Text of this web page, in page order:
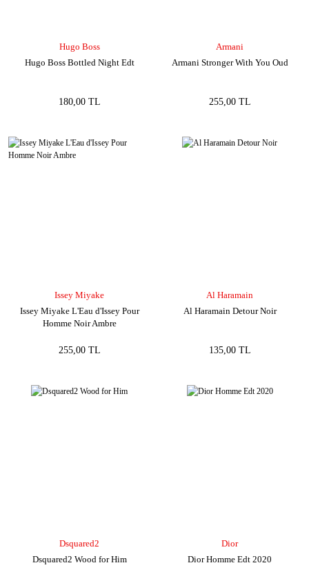
Hugo Boss
Hugo Boss Bottled Night Edt
180,00 TL
Armani
Armani Stronger With You Oud
255,00 TL
Issey Miyake
Issey Miyake L'Eau d'Issey Pour
Homme Noir Ambre
255,00 TL
Al Haramain
Al Haramain Detour Noir
135,00 TL
Dsquared2
Dsquared2 Wood for Him
Dior
Dior Homme Edt 2020